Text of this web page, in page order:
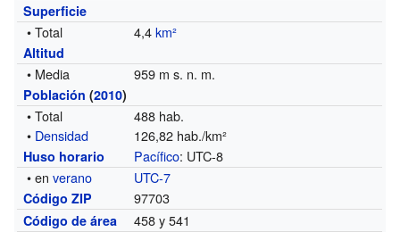
Superficie
• Total 4,4km²
Altitud
• Media 959 m s. n. m.
Población (2010)
• Total
488 hab.
• Densidad 126,82 hab./km²
Huso horario Pacífico: UTC-8
• enverano UTC-7
Código ZIP 97703
Código de área 458 y 541